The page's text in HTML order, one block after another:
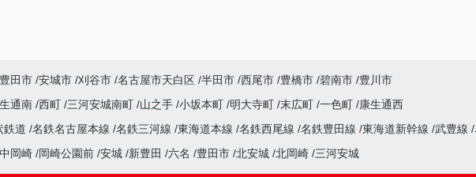
豊田市 安城市 刈谷市 名古屋市天白区 半田市 西尾市 豊橋市 碧南市 豊川市
通南 西町 三河安城南町 山之手 小坂本町 明大寺町 末広町 一色町
康生通西
鉄道 名鉄名古屋本線 名鉄三河線 東海道本線 名鉄西尾線 名鉄豊田線 東海道新幹線 武豊線
中岡崎 岡崎公園前 安城 新豊田 六名 豊田市 北安城 北岡崎 三河安城